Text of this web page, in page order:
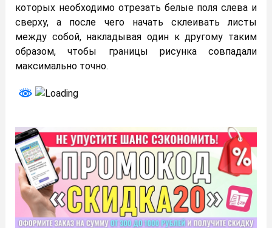
которых необходимо отрезать белые поля слева и
сверху, а после чего начать склеивать листы
между собой, накладывая один к другому таким
образом, чтобы границы рисунка совпадали
максимально точно.